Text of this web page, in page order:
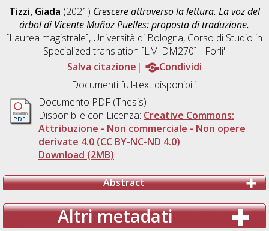
Tizzi, Giada (2021) Crescere attraverso la lettura. La voz del
árbol di Vicente Muñoz Puelles: proposta di traduzione.
[Laurea magistrale], Università di Bologna, Corso di Studio in
Specialized translation [LM-DM270] - Forli'
Salva citazione
Condividi
Documenti full-text disponibili:
Documento PDF (Thesis)
Disponibile con Licenza: Creative Commons:
Attribuzione - Non commerciale - Non opere
derivate 4.0 (CC BY-NC-ND 4.0)
Download (2MB)
Abstract
Altri metadati